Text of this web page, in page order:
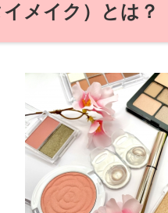
メイク）とは？